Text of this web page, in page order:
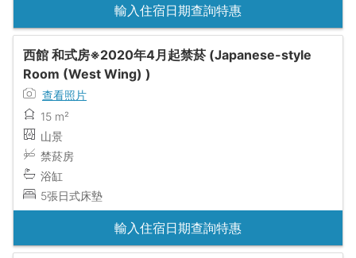
輸入住宿日期查詢特惠
西館 和式房※2020年4月起禁菸 (Japanese-style
Room (West Wing) )
查看照片
15 m²
山景
禁菸房
浴缸
5張日式床墊
輸入住宿日期查詢特惠